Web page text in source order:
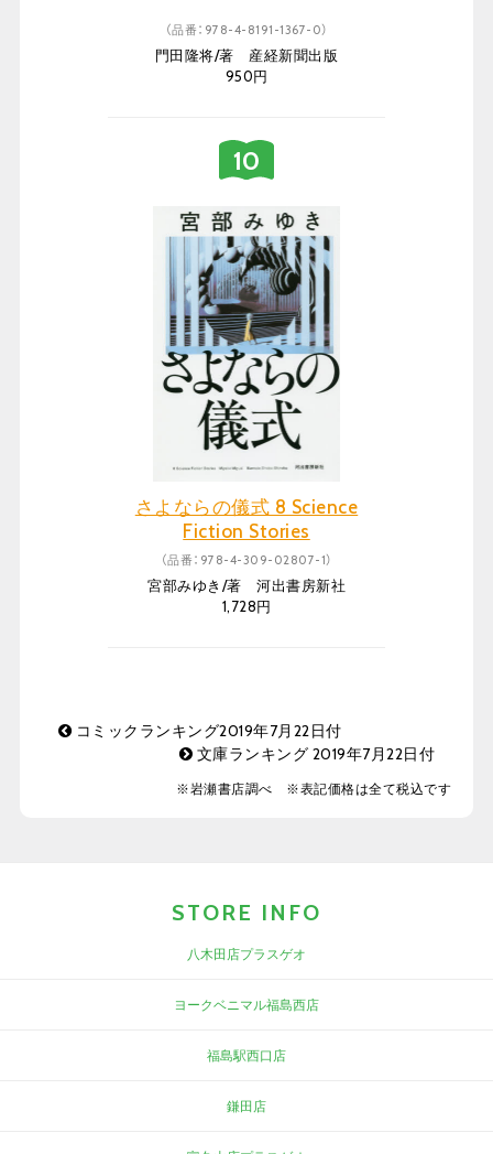
（品番：978-4-8191-1367-0）
門田隆将/著 産経新聞出版
950円
さよならの儀式 8 Science
Fiction Stories
（品番：978-4-309-02807-1）
宮部みゆき/著 河出書房新社
1,728円
コミックランキング2019年7月22日付
文庫ランキング 2019年7月22日付
※岩瀬書店調べ ※表記価格は全て税込です
STORE INFO
八木田店プラスゲオ
ヨークベニマル福島西店
福島駅西口店
鎌田店